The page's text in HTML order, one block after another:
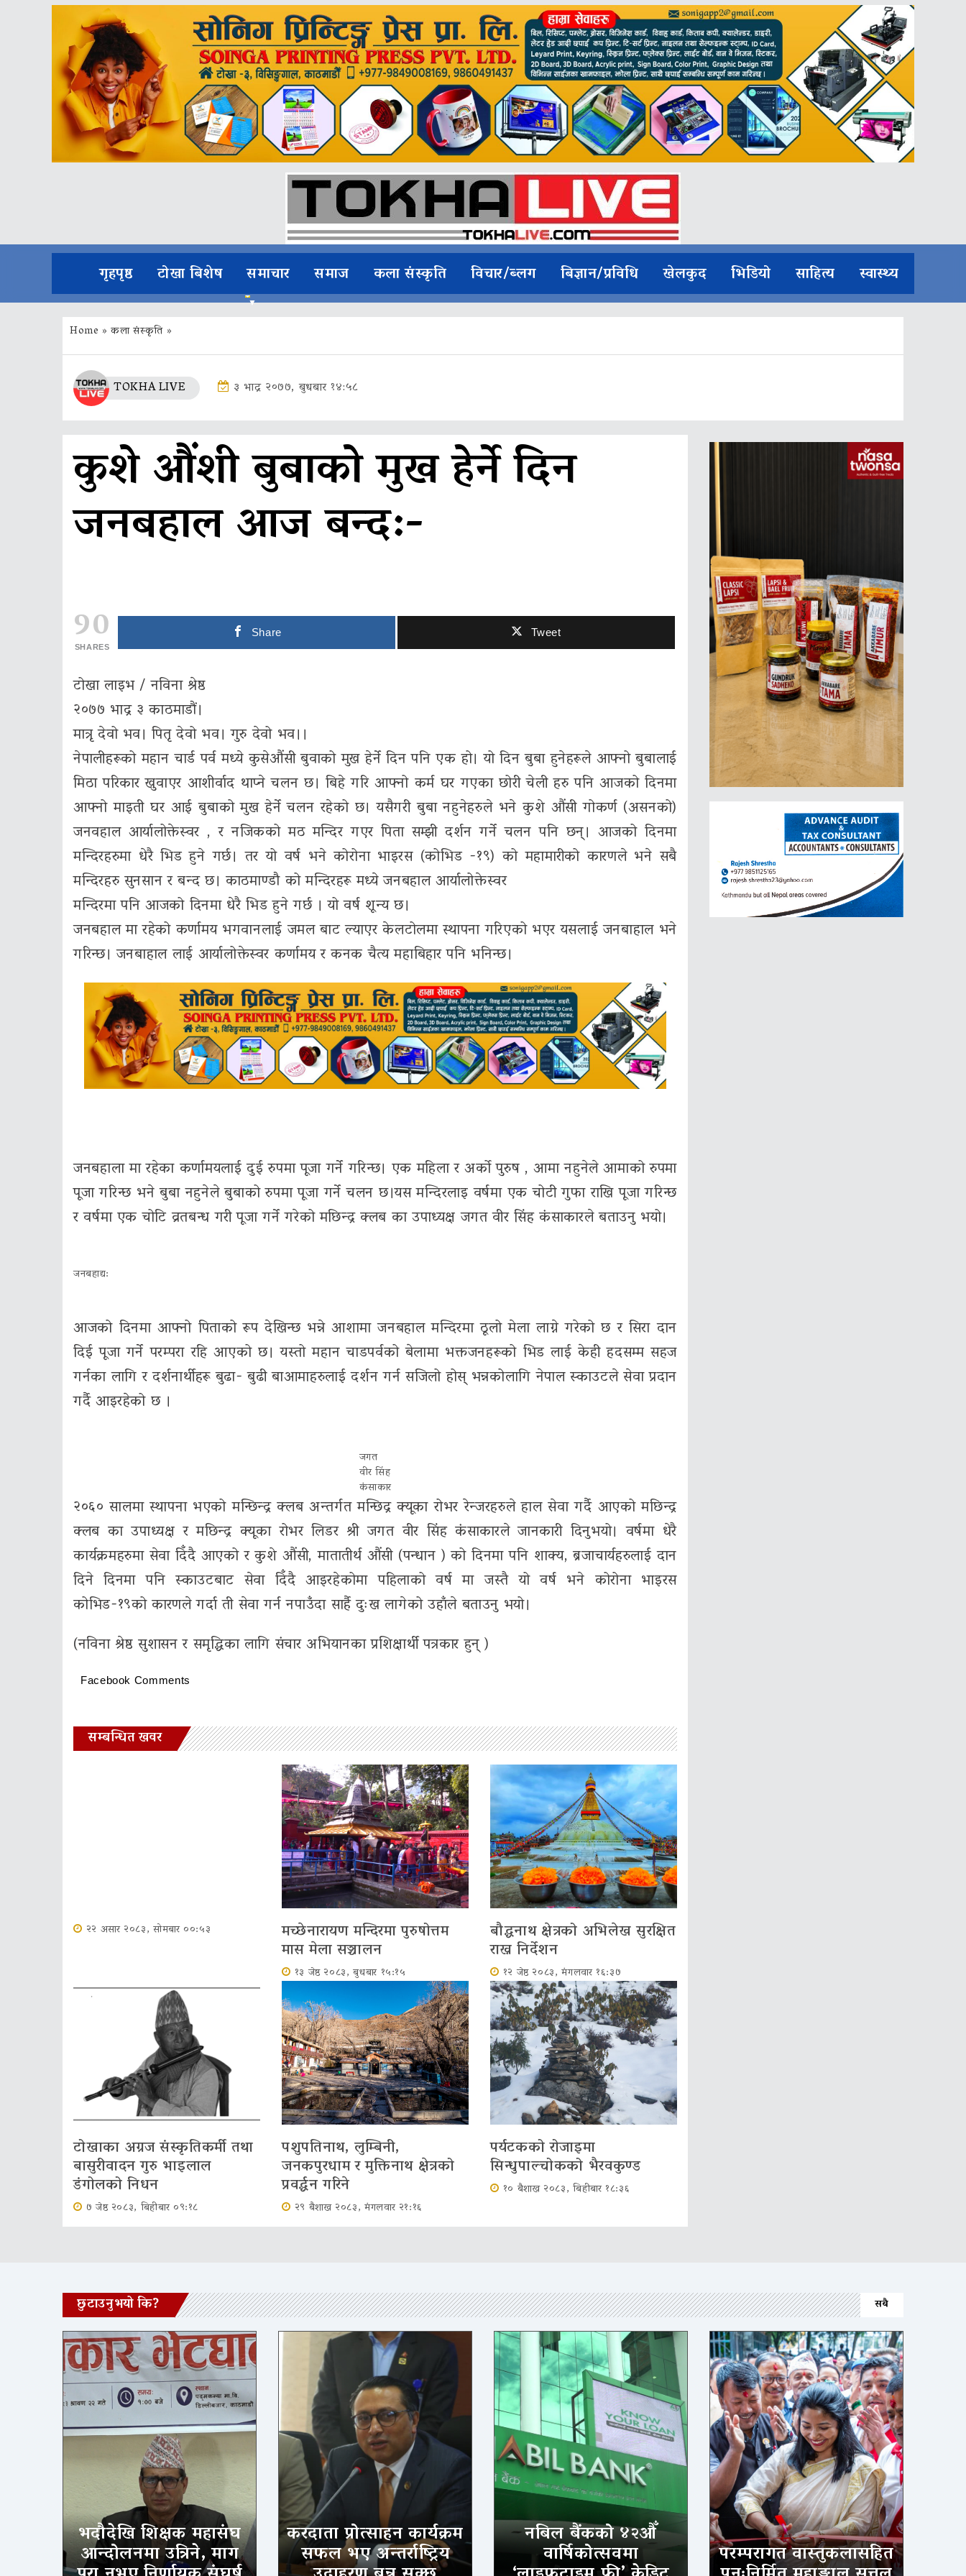
गृहपृष्ठ टोखा बिशेष समाचार समाज कला संस्कृति विचार/ब्लग बिज्ञान/प्रविधि खेलकुद भिडियो साहित्य स्वास्थ्य
Home »कला संस्कृति»
TOKHA LIVE ३ भाद्र २०७७, बुधबार १४:५८
कुशे औंशी बुबाको मुख हेर्ने दिन
जनबहाल आज बन्द:-
90
SHARES
Share Tweet
टोखा लाइभ / नविना श्रेष्ठ
२०७७ भाद्र ३ काठमाडौं।
मात्रृ देवो भव। पितृ देवो भव। गुरु देवो भव।।
नेपालीहरूको महान चार्ड पर्व मध्ये कुसेऔंसी बुवाको मुख हेर्ने दिन पनि एक हो। यो दिन बुबा हुनेहरूले आफ्नो बुबालाई
मिठा परिकार खुवाएर आशीर्वाद थाप्ने चलन छ। बिहे गरि आफ्नो कर्म घर गएका छोरी चेली हरु पनि आजको दिनमा
आफ्नो माइती घर आई बुबाको मुख हेर्ने चलन रहेको छ। यसैगरी बुबा नहुनेहरुले भने कुशे औंसी गोकर्ण (असनको)
जनवहाल आर्यालोक्तेस्वर , र नजिकको मठ मन्दिर गएर पिता सम्झी दर्शन गर्ने चलन पनि छन्। आजको दिनमा
मन्दिरहरुमा धेरै भिड हुने गर्छ। तर यो वर्ष भने कोरोना भाइरस (कोभिड -१९) को महामारीको कारणले भने सबै
मन्दिरहरु सुनसान र बन्द छ। काठमाण्डौ को मन्दिरहरू मध्ये जनबहाल आर्यालोक्तेस्वर
मन्दिरमा पनि आजको दिनमा धेरै भिड हुने गर्छ । यो वर्ष शून्य छ।
जनबहाल मा रहेको कर्णामय भगवानलाई जमल बाट ल्याएर केलटोलमा स्थापना गरिएको भएर यसलाई जनबाहाल भने
गरिन्छ। जनबाहाल लाई आर्यालोक्तेस्वर कर्णामय र कनक चैत्य महाबिहार पनि भनिन्छ।
जनबहाला मा रहेका कर्णामयलाई दुई रुपमा पूजा गर्ने गरिन्छ। एक महिला र अर्को पुरुष , आमा नहुनेले आमाको रुपमा
पूजा गरिन्छ भने बुबा नहुनेले बुबाको रुपमा पूजा गर्ने चलन छ।यस मन्दिरलाइ वर्षमा एक चोटी गुफा राखि पूजा गरिन्छ
र वर्षमा एक चोटि व्रतबन्ध गरी पूजा गर्ने गरेको मछिन्द्र क्लब का उपाध्यक्ष जगत वीर सिंह कंसाकारले बताउनु भयो।
जनबहाद्य:
आजको दिनमा आफ्नो पिताको रूप देखिन्छ भन्ने आशामा जनबहाल मन्दिरमा ठूलो मेला लाग्ने गरेको छ र सिरा दान
दिई पूजा गर्ने परम्परा रहि आएको छ। यस्तो महान चाडपर्वको बेलामा भक्तजनहरूको भिड लाई केही हदसम्म सहज
गर्नका लागि र दर्शनार्थीहरू बुढा- बुढी बाआमाहरुलाई दर्शन गर्न सजिलो होस् भन्नकोलागि नेपाल स्काउटले सेवा प्रदान
गर्दै आइरहेको छ ।
जगत
वीर सिंह
कंसाकार
२०६० सालमा स्थापना भएको मन्छिन्द्र क्लब अन्तर्गत मन्छिद्र क्यूका रोभर रेन्जरहरुले हाल सेवा गर्दै आएको मछिन्द्र
क्लब का उपाध्यक्ष र मछिन्द्र क्यूका रोभर लिडर श्री जगत वीर सिंह कंसाकारले जानकारी दिनुभयो। वर्षमा धेरै
कार्यक्रमहरुमा सेवा दिँदै आएको र कुशे औंसी, मातातीर्थ औंसी (पन्धान ) को दिनमा पनि शाक्य, ब्रजाचार्यहरुलाई दान
दिने दिनमा पनि स्काउटबाट सेवा दिँदै आइरहेकोमा पहिलाको वर्ष मा जस्तै यो वर्ष भने कोरोना भाइरस
कोभिड-१९को कारणले गर्दा ती सेवा गर्न नपाउँदा सार्है दुःख लागेको उहाँले बताउनु भयो।
(नविना श्रेष्ठ सुशासन र समृद्धिका लागि संचार अभियानका प्रशिक्षार्थी पत्रकार हुन् )
Facebook Comments
सम्बन्धित खवर
२२ असार २०८३, सोमबार ००:५३ मच्छेनारायण मन्दिरमा पुरुषोत्तम
मास मेला सञ्चालन
१३ जेष्ठ २०८३, बुधबार १५:१५
बौद्धनाथ क्षेत्रको अभिलेख सुरक्षित
राख्न निर्देशन
१२ जेष्ठ २०८३, मंगलवार १६:३७
टोखाका अग्रज संस्कृतिकर्मी तथा
बासुरीवादन गुरु भाइलाल
डंगोलको निधन
७ जेष्ठ २०८३, बिहीबार ०९:१८
पशुपतिनाथ, लुम्बिनी,
जनकपुरधाम र मुक्तिनाथ क्षेत्रको
प्रवर्द्धन गरिने
२९ बैशाख २०८३, मंगलवार २१:१६
पर्यटकको रोजाइमा
सिन्धुपाल्चोकको भैरवकुण्ड
१० बैशाख २०८३, बिहीबार १८:३६
छुटाउनुभयो कि? सबै
भदौदेखि शिक्षक महासंघ
आन्दोलनमा उत्रिने, माग
करदाता प्रोत्साहन कार्यक्रम
सफल भए अन्तर्राष्ट्रिय
नबिल बैंकको ४२औँ
वार्षिकोत्सवमा परम्परागत वास्तुकलासहित